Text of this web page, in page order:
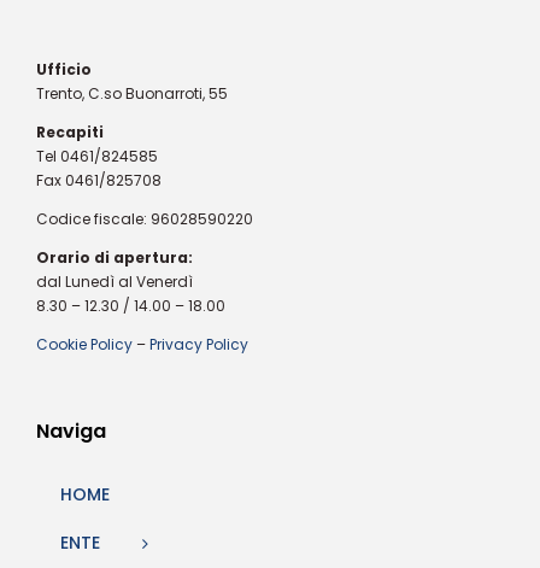
Ufficio
Trento, C.so Buonarroti, 55
Recapiti
Tel 0461/824585
Fax 0461/825708
Codice fiscale: 96028590220
Orario di apertura:
dal Lunedì al Venerdì
8.30 – 12.30 / 14.00 – 18.00
Cookie Policy –Privacy Policy
Naviga
HOME
ENTE